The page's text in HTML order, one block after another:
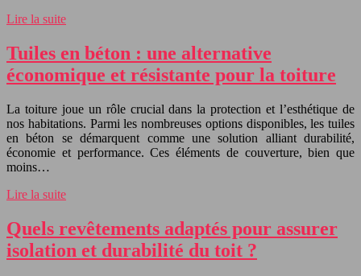
Lire la suite
Tuiles en béton : une alternative
économique et résistante pour la toiture
La toiture joue un rôle crucial dans la protection et l’esthétique de
nos habitations. Parmi les nombreuses options disponibles, les tuiles
en béton se démarquent comme une solution alliant durabilité,
économie et performance. Ces éléments de couverture, bien que
moins…
Lire la suite
Quels revêtements adaptés pour assurer
isolation et durabilité du toit ?